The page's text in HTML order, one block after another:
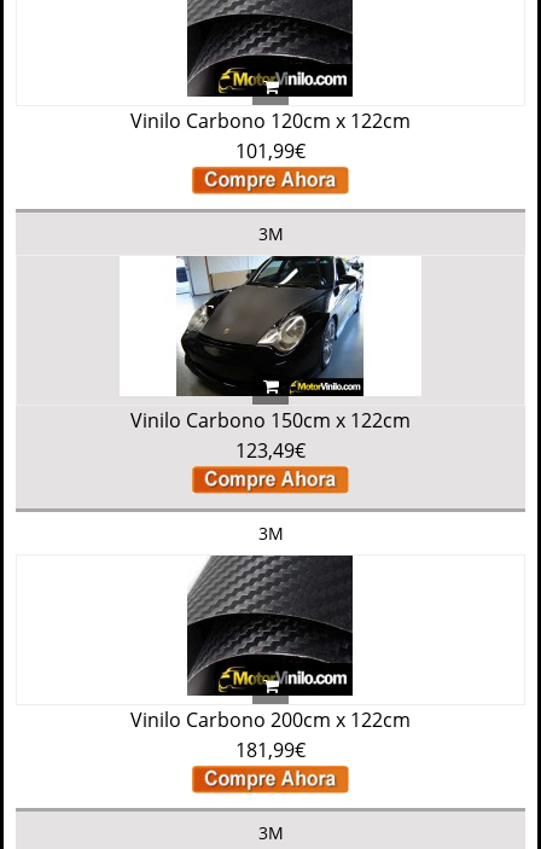
Vinilo Carbono 120cm x 122cm
101,99€
3M
Vinilo Carbono 150cm x 122cm
123,49€
3M
Vinilo Carbono 200cm x 122cm
181,99€
3M